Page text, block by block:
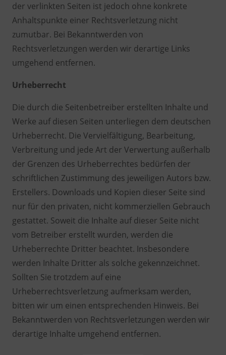
der verlinkten Seiten ist jedoch ohne konkrete
Anhaltspunkte einer Rechtsverletzung nicht
zumutbar. Bei Bekanntwerden von
Rechtsverletzungen werden wir derartige Links
umgehend entfernen.
Urheberrecht
Die durch die Seitenbetreiber erstellten Inhalte und
Werke auf diesen Seiten unterliegen dem deutschen
Urheberrecht. Die Vervielfältigung, Bearbeitung,
Verbreitung und jede Art der Verwertung außerhalb
der Grenzen des Urheberrechtes bedürfen der
schriftlichen Zustimmung des jeweiligen Autors bzw.
Erstellers. Downloads und Kopien dieser Seite sind
nur für den privaten, nicht kommerziellen Gebrauch
gestattet. Soweit die Inhalte auf dieser Seite nicht
vom Betreiber erstellt wurden, werden die
Urheberrechte Dritter beachtet. Insbesondere
werden Inhalte Dritter als solche gekennzeichnet.
Sollten Sie trotzdem auf eine
Urheberrechtsverletzung aufmerksam werden,
bitten wir um einen entsprechenden Hinweis. Bei
Bekanntwerden von Rechtsverletzungen werden wir
derartige Inhalte umgehend entfernen.